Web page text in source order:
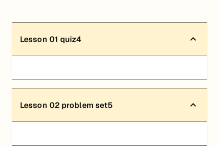
Lesson 01 quiz4
Lesson 02 problem set5